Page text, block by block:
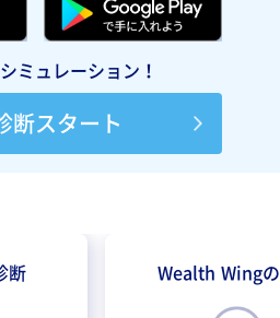
ミュレーション！
断スタート
断 Wealth Wing